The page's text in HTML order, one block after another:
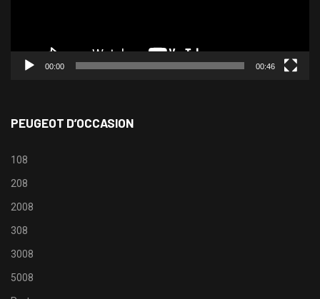
00:00 00:46
PEUGEOT D’OCCASION
108
208
2008
308
3008
5008